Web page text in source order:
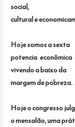
social,
cultural e
Hoje somos a sexta
potencia
vivendo a baixo da
margem de pobreza.
Hoje o congresso
o mensalão, uma